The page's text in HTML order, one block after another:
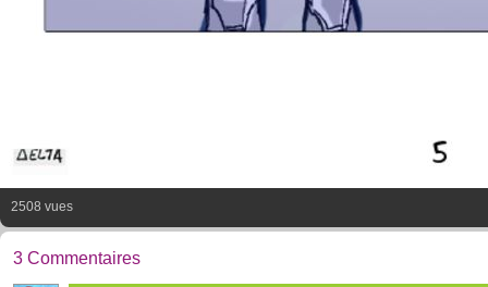
2508 vues
3 Commentaires